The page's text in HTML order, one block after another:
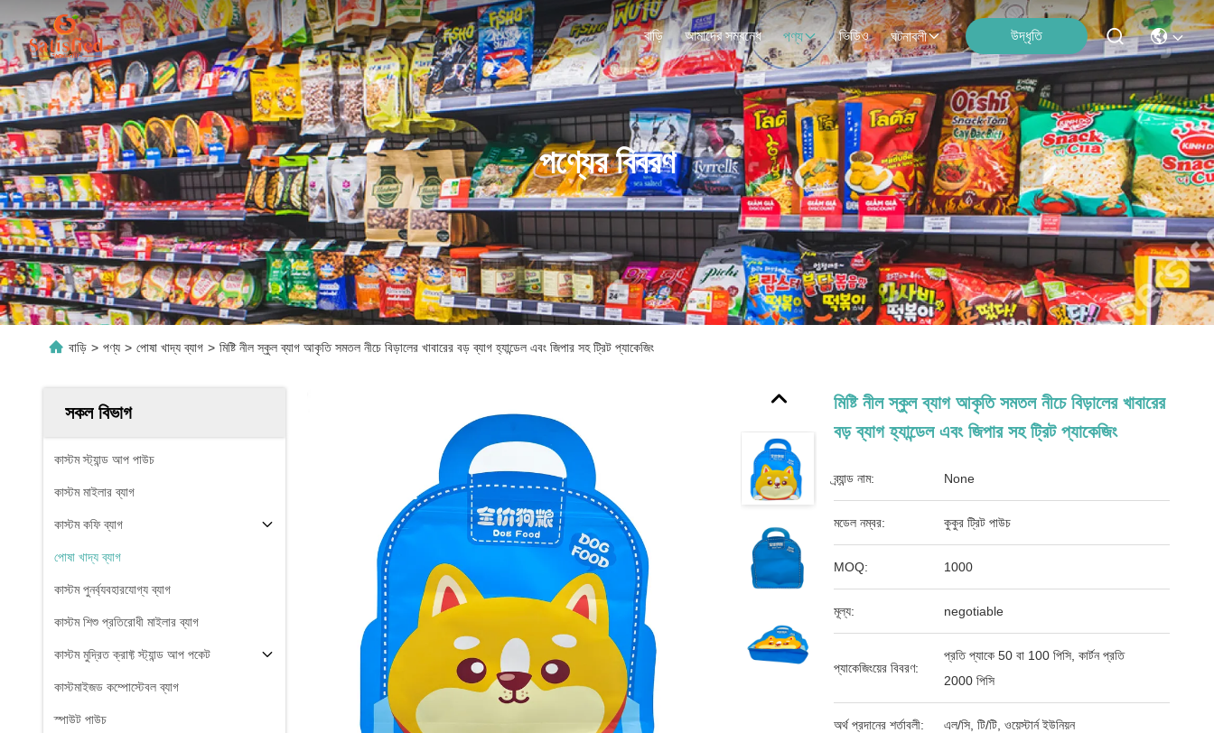
বাড়ি আমাদের সম্বন্ধে পণ্য ভিডিও ঘটনাবলী উদ্ধৃতি
পণ্যের বিবরণ
বাড়ি > পণ্য > পোষা খাদ্য ব্যাগ > মিষ্টি নীল স্কুল ব্যাগ আকৃতি সমতল নীচে বিড়ালের খাবারের বড় ব্যাগ হ্যান্ডেল এবং জিপার সহ ট্রিট প্যাকেজিং
সকল বিভাগ
কাস্টম স্ট্যান্ড আপ পাউচ
কাস্টম মাইলার ব্যাগ
কাস্টম কফি ব্যাগ
পোষা খাদ্য ব্যাগ
কাস্টম পুনর্ব্যবহারযোগ্য ব্যাগ
কাস্টম শিশু প্রতিরোধী মাইলার ব্যাগ
কাস্টম মুদ্রিত ক্রাফ্ট স্ট্যান্ড আপ পকেট
কাস্টমাইজড কম্পোস্টেবল ব্যাগ
স্পাউট পাউচ
মিষ্টি নীল স্কুল ব্যাগ আকৃতি সমতল নীচে বিড়ালের খাবারের
বড় ব্যাগ হ্যান্ডেল এবং জিপার সহ ট্রিট প্যাকেজিং
ব্র্যান্ড নাম: None
মডেল নম্বর: কুকুর ট্রিট পাউচ
MOQ: 1000
মূল্য: negotiable
প্যাকেজিংয়ের বিবরণ:
প্রতি প্যাকে 50 বা 100 পিসি, কার্টন প্রতি
2000 পিসি
অর্থ প্রদানের শর্তাবলী: এল/সি, টি/টি, ওয়েস্টার্ন ইউনিয়ন